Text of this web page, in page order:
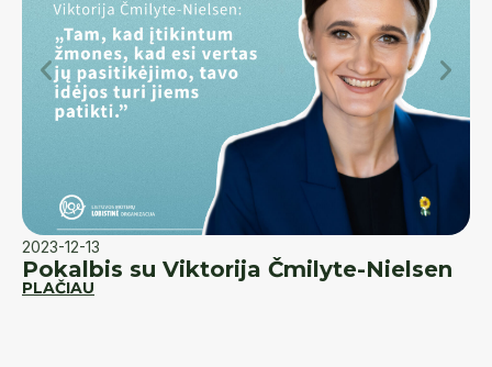
2023-12-13
Pokalbis su Viktorija Čmilyte-Nielsen
PLAČIAU